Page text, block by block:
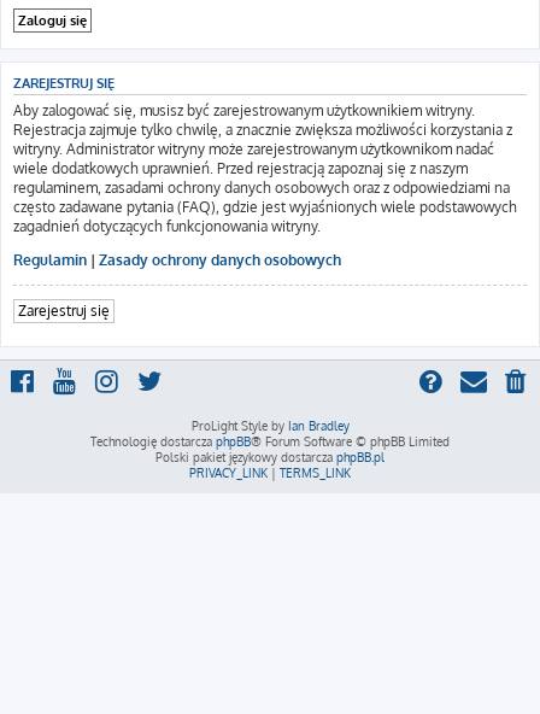
ZAREJESTRUJ SIĘ
Aby zalogować się, musisz być zarejestrowanym użytkownikiem witryny.
Rejestracja zajmuje tylko chwilę, a znacznie zwiększa możliwości korzystania z
witryny. Administrator witryny może zarejestrowanym użytkownikom nadać
wiele dodatkowych uprawnień. Przed rejestracją zapoznaj się z naszym
regulaminem, zasadami ochrony danych osobowych oraz z odpowiedziami na
często zadawane pytania (FAQ), gdzie jest wyjaśnionych wiele podstawowych
zagadnień dotyczących funkcjonowania witryny.
Regulamin | Zasady ochrony danych osobowych
Zarejestruj się
ProLight Style by Ian Bradley
Technologię dostarcza phpBB® Forum Software © phpBB Limited
Polski pakiet językowy dostarcza phpBB.pl
PRIVACY_LINK | TERMS_LINK